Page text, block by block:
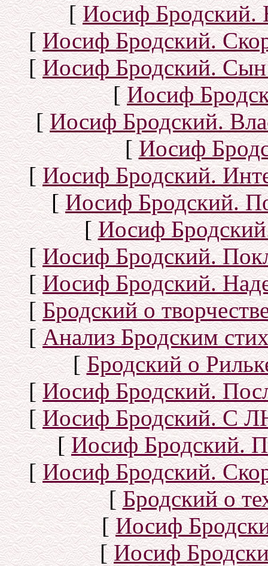
[Иосиф Бродский.
[Иосиф Бродский.
[Иосиф Бродский.
[Иосиф
[Иосиф Бродский.
[Иосиф
[Иосиф Бродский.
[Иосиф Бродский.
[Иосиф
[Иосиф Бродский.
[Иосиф Бродский.
[Бродский о
[Анализ Бродским
[Бродский о
[Иосиф Бродский.
[Иосиф Бродский. С
[Иосиф Бродский.
[Иосиф Бродский.
[Бродский о
[Иосиф
[Иосиф